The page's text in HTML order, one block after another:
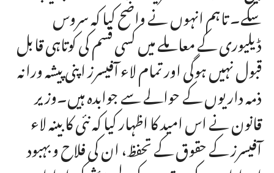
سکے۔ تاہم انہوں نے واضح کیا کہ سروس
ڈیلیوری کے معاملے میں کسی قسم کی کوتاہی قابل
قبول نہیں ہوگی اور تمام لاء آفیسرز اپنی پیشہ ورانہ
ذمہ داریوں کے حوالے سے جوابدہ ہیں۔وزیر
قانون نے اس امید کا اظہار کیا کہ نئی کابینہ لاء
آفیسرز کے حقوق کے تحفظ، ان کی فلاح و بہبود